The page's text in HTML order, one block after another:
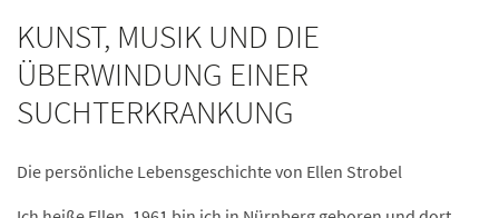
KUNST, MUSIK UND DIE
ÜBERWINDUNG EINER
SUCHTERKRANKUNG
Die persönliche Lebensgeschichte von Ellen Strobel